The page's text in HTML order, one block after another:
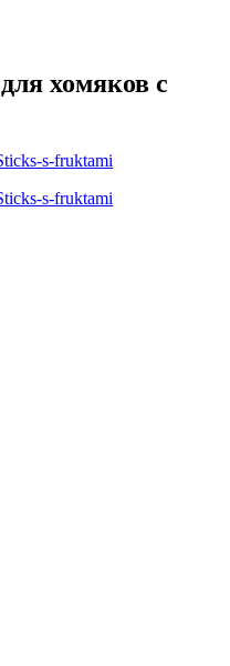
хомяков с